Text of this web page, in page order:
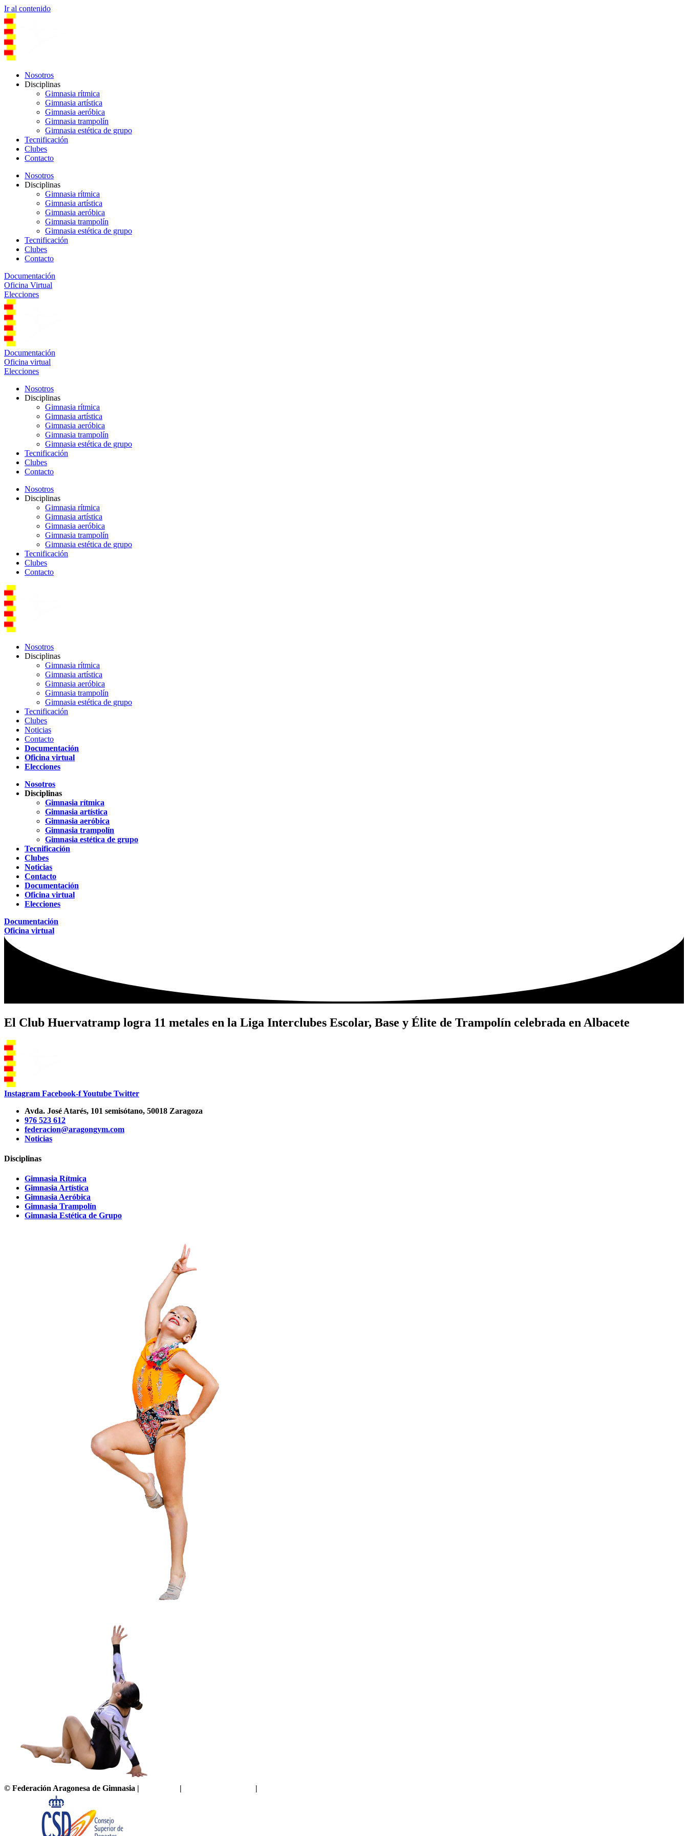
Ir al contenido
Nosotros
Disciplinas
Gimnasia rítmica
Gimnasia artística
Gimnasia aeróbica
Gimnasia trampolín
Gimnasia estética de grupo
Tecnificación
Clubes
Contacto
Nosotros
Disciplinas
Gimnasia rítmica
Gimnasia artística
Gimnasia aeróbica
Gimnasia trampolín
Gimnasia estética de grupo
Tecnificación
Clubes
Contacto
Documentación
Oficina Virtual
Elecciones
Documentación
Oficina virtual
Elecciones
Nosotros
Disciplinas
Gimnasia rítmica
Gimnasia artística
Gimnasia aeróbica
Gimnasia trampolín
Gimnasia estética de grupo
Tecnificación
Clubes
Contacto
Nosotros
Disciplinas
Gimnasia rítmica
Gimnasia artística
Gimnasia aeróbica
Gimnasia trampolín
Gimnasia estética de grupo
Tecnificación
Clubes
Contacto
Nosotros
Disciplinas
Gimnasia rítmica
Gimnasia artística
Gimnasia aeróbica
Gimnasia trampolín
Gimnasia estética de grupo
Tecnificación
Clubes
Noticias
Contacto
Documentación
Oficina virtual
Elecciones
Nosotros
Disciplinas
Gimnasia rítmica
Gimnasia artística
Gimnasia aeróbica
Gimnasia trampolín
Gimnasia estética de grupo
Tecnificación
Clubes
Noticias
Contacto
Documentación
Oficina virtual
Elecciones
Documentación
Oficina virtual
El Club Huervatramp logra 11 metales en la Liga Interclubes Escolar, Base y Élite de Trampolín celebrada en Albacete
Instagram Facebook-fYoutube Twitter
Avda. José Atarés, 101 semisótano, 50018 Zaragoza
976 523 612
federacion@aragongym.com
Noticias
Disciplinas
Gimnasia Rítmica
Gimnasia Artística
Gimnasia Aeróbica
Gimnasia Trampolín
Gimnasia Estética de Grupo
© Federación Aragonesa de Gimnasia | | |